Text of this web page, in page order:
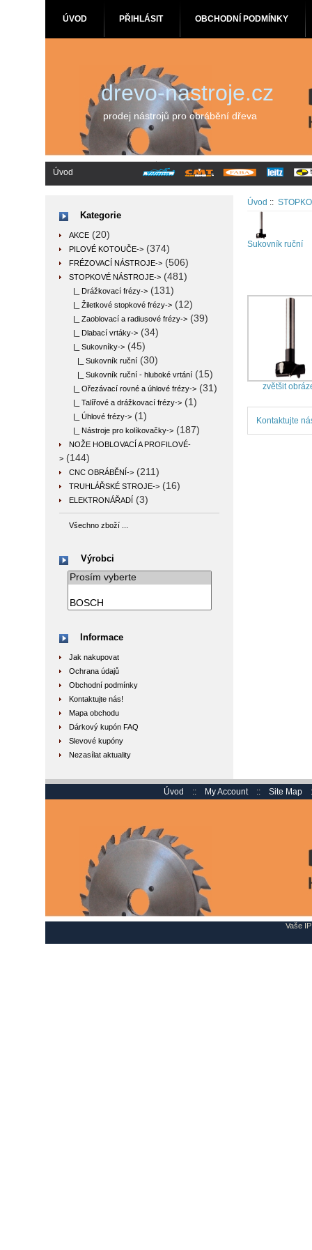
ÚVOD PŘIHLÁSIT OBCHODNÍ PODMÍNKY
drevo-nastroje.cz
prodej nástrojů pro obrábění dřeva
Úvod
Kategorie
AKCE (20)
PILOVÉ KOTOUČE-> (374)
FRÉZOVACÍ NÁSTROJE-> (506)
STOPKOVÉ NÁSTROJE-> (481)
|_ Drážkovací frézy-> (131)
|_ Žiletkové stopkové frézy-> (12)
|_ Zaoblovací a radiusové frézy-> (39)
|_ Dlabací vrtáky-> (34)
|_ Sukovníky-> (45)
|_ Sukovník ruční (30)
|_ Sukovník ruční - hluboké vrtání (15)
|_ Ořezávací rovné a úhlové frézy-> (31)
|_ Talířové a drážkovací frézy-> (1)
|_ Úhlové frézy-> (1)
|_ Nástroje pro kolíkovačky-> (187)
NOŽE HOBLOVACÍ A PROFILOVÉ-
> (144)
CNC OBRÁBĚNÍ-> (211)
TRUHLÁŘSKÉ STROJE-> (16)
ELEKTRONÁŘADÍ (3)
Všechno zboží ...
Výrobci
Informace
Jak nakupovat
Ochrana údajů
Obchodní podmínky
Kontaktujte nás!
Mapa obchodu
Dárkový kupón FAQ
Slevové kupóny
Nezasílat aktuality
Úvod ::
Sukovník ruční
zvětšit
Kontaktujte
Úvod :: My Account :: Site Map
Vaše